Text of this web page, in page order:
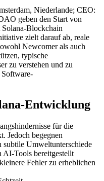
Niederlande; CEO:
geben den Start von
Blockchain
zielt darauf ab, reale
Newcomer als auch
typische
zu verstehen und zu
Entwicklung
für die
Jedoch begegnen
Umweltunterschiede
AI-Tools bereitgestellt
Fehler zu erheblichen